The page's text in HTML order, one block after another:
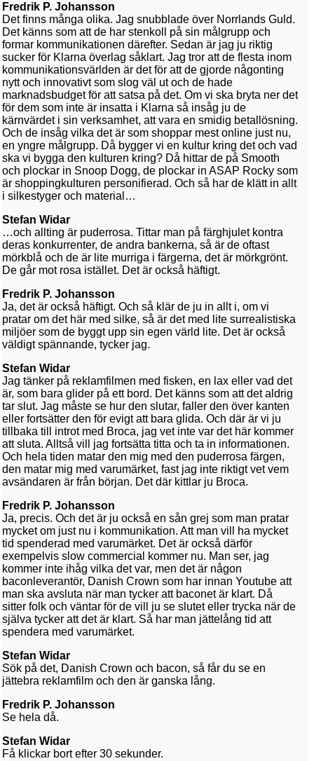
Fredrik P. Johansson
Det finns många olika. Jag snubblade över Norrlands Guld.
Det känns som att de har stenkoll på sin målgrupp och
formar kommunikationen därefter. Sedan är jag ju riktig
sucker för Klarna överlag såklart. Jag tror att de flesta inom
kommunikationsvärlden är det för att de gjorde någonting
nytt och innovativt som slog väl ut och de hade
marknadsbudget för att satsa på det. Om vi ska bryta ner det
för dem som inte är insatta i Klarna så insåg ju de
kärnvärdet i sin verksamhet, att vara en smidig betallösning.
Och de insåg vilka det är som shoppar mest online just nu,
en yngre målgrupp. Då bygger vi en kultur kring det och vad
ska vi bygga den kulturen kring? Då hittar de på Smooth
och plockar in Snoop Dogg, de plockar in ASAP Rocky som
är shoppingkulturen personifierad. Och så har de klätt in allt
i silkestyger och material…
Stefan Widar
…och allting är puderrosa. Tittar man på färghjulet kontra
deras konkurrenter, de andra bankerna, så är de oftast
mörkblå och de är lite murriga i färgerna, det är mörkgrönt.
De går mot rosa istället. Det är också häftigt.
Fredrik P. Johansson
Ja, det är också häftigt. Och så klär de ju in allt i, om vi
pratar om det här med silke, så är det med lite surrealistiska
miljöer som de byggt upp sin egen värld lite. Det är också
väldigt spännande, tycker jag.
Stefan Widar
Jag tänker på reklamfilmen med fisken, en lax eller vad det
är, som bara glider på ett bord. Det känns som att det aldrig
tar slut. Jag måste se hur den slutar, faller den över kanten
eller fortsätter den för evigt att bara glida. Och där är vi ju
tillbaka till introt med Broca, jag vet inte var det här kommer
att sluta. Alltså vill jag fortsätta titta och ta in informationen.
Och hela tiden matar den mig med den puderrosa färgen,
den matar mig med varumärket, fast jag inte riktigt vet vem
avsändaren är från början. Det där kittlar ju Broca.
Fredrik P. Johansson
Ja, precis. Och det är ju också en sån grej som man pratar
mycket om just nu i kommunikation. Att man vill ha mycket
tid spenderad med varumärket. Det är också därför
exempelvis slow commercial kommer nu. Man ser, jag
kommer inte ihåg vilka det var, men det är någon
baconleverantör, Danish Crown som har innan Youtube att
man ska avsluta när man tycker att baconet är klart. Då
sitter folk och väntar för de vill ju se slutet eller trycka när de
själva tycker att det är klart. Så har man jättelång tid att
spendera med varumärket.
Stefan Widar
Sök på det, Danish Crown och bacon, så får du se en
jättebra reklamfilm och den är ganska lång.
Fredrik P. Johansson
Se hela då.
Stefan Widar
Få klickar bort efter 30 sekunder.